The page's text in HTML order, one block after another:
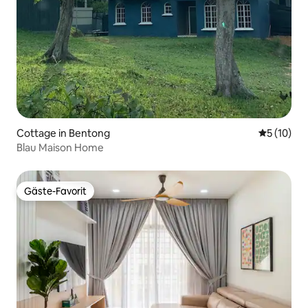
Cottage in Bentong
5 (10)
Blau Maison Home
Gäste-Favorit
Gäste-Favorit